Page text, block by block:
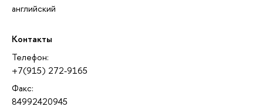
английский
Контакты
Телефон:
+7(915) 272-9165
Факс:
84992420945